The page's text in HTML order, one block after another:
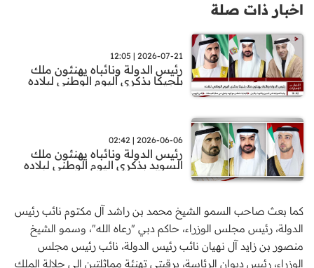
اخبار ذات صلة
2026-07-21 | 12:05
رئيس الدولة ونائباه يهنئون ملك
بلجيكا بذكرى اليوم الوطني لبلاده
2026-06-06 | 02:42
رئيس الدولة ونائباه يهنئون ملك
السويد بذكرى اليوم الوطني لبلاده
كما بعث صاحب السمو الشيخ محمد بن راشد آل مكتوم نائب رئيس
الدولة، رئيس مجلس الوزراء، حاكم دبي "رعاه الله"، وسمو الشيخ
منصور بن زايد آل نهيان نائب رئيس الدولة، نائب رئيس مجلس
الوزراء، رئيس ديوان الرئاسة، برقيتي تهنئة مماثلتين إلى جلالة الملك